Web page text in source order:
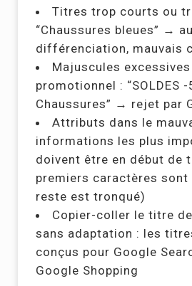
Titres trop courts ou
“Chaussures bleues” →
différenciation, mauvais
Majuscules
promotionnel : “SOLDES -
Chaussures” → rejet par
Attributs dans le
informations les plus
doivent être en début de
premiers caractères
reste est tronqué)
Copier-coller le titre
sans adaptation : les
conçus pour Google
Google Shopping